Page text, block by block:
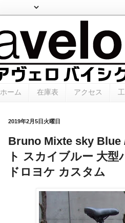
ホーム 在庫表 アクセス
2019年2月5日火曜日
Bruno Mixte sky Blue
ト スカイブルー 大
ドロヨケ カスタム